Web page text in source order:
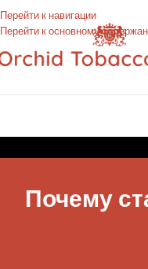
Перейти к навигации
Перейти к основному
Почему